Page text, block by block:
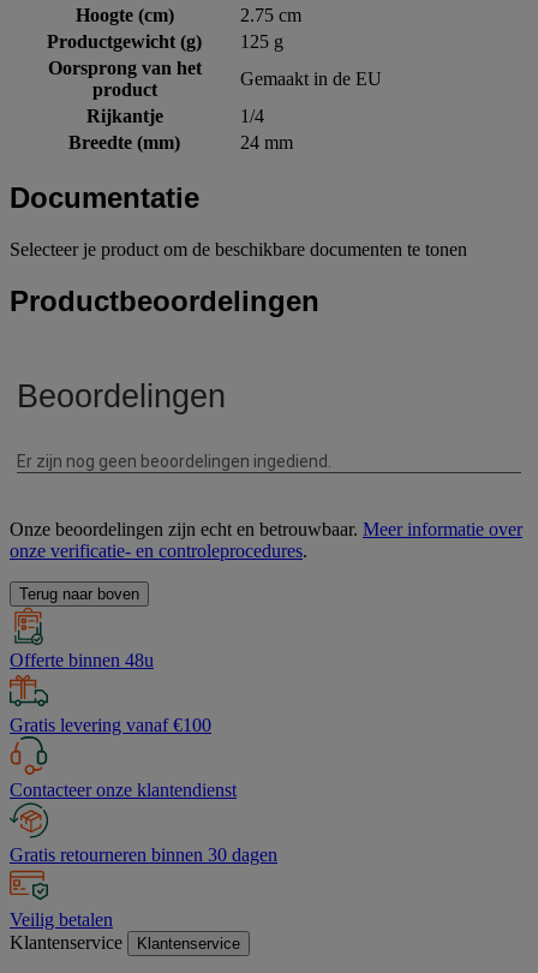
Hoogte (cm)
2.75 cm
Productgewicht (g)
125 g
Oorsprong van het
product
Gemaakt in de EU
Rijkantje
1/4
Breedte (mm)
24 mm
Documentatie
Selecteer je product om de beschikbare documenten te tonen
Productbeoordelingen
Onze beoordelingen zijn echt en betrouwbaar. Meer informatie over
onze verificatie- en controleprocedures.
Terug naar boven
Offerte binnen 48u
Gratis levering vanaf €100
Contacteer onze klantendienst
Gratis retourneren binnen 30 dagen
Veilig betalen
Klantenservice
Klantenservice